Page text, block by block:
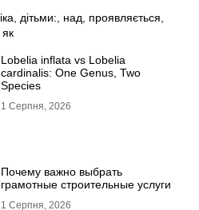
, дітьми:, над, проявляється,
як
Lobelia inflata vs Lobelia
cardinalis: One Genus, Two
Species
1 Серпня, 2026
Почему важно выбрать
грамотные строительные услуги
1 Серпня, 2026